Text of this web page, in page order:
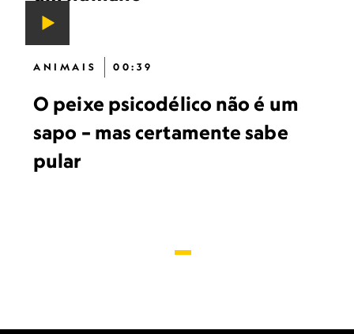
ANIMAIS 00:39
O peixe psicodélico não é um
sapo – mas certamente sabe
pular